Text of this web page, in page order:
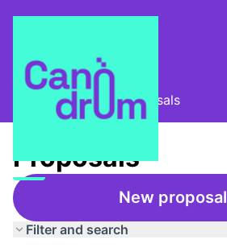
Club de lectura Proposals
Proposals
New proposal
Filter and search